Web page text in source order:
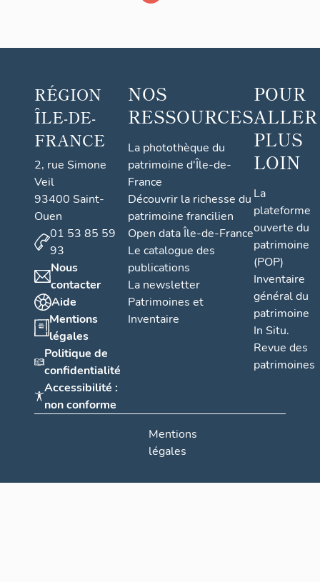
RÉGION
ÎLE-DE-
FRANCE
2, rue Simone
Veil
93400 Saint-
Ouen
01 53 85 59
93
Nous
contacter
Aide
Mentions
légales
Politique de
confidentialité
Accessibilité :
non conforme
NOS
RESSOURCES
La photothèque du
patrimoine d'Île-de-
France
Découvrir la richesse du
patrimoine francilien
Open data Île-de-France
Le catalogue des
publications
La newsletter
Patrimoines et
Inventaire
POUR
ALLER
PLUS
LOIN
La
plateforme
ouverte du
patrimoine
(POP)
Inventaire
général du
patrimoine
In Situ.
Revue des
patrimoines
Mentions
légales